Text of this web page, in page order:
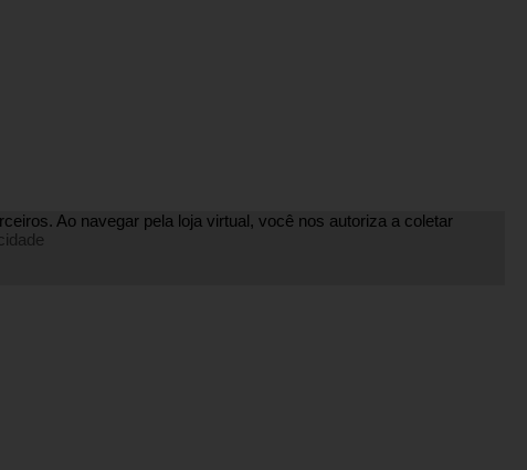
Ao navegar pela loja virtual, você nos autoriza a coletar